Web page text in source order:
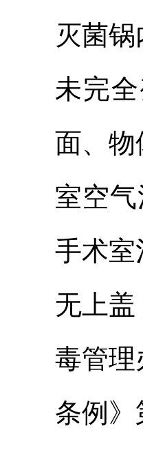
灭菌
未完
面、物
室空
手术室
无上
毒管理
条例